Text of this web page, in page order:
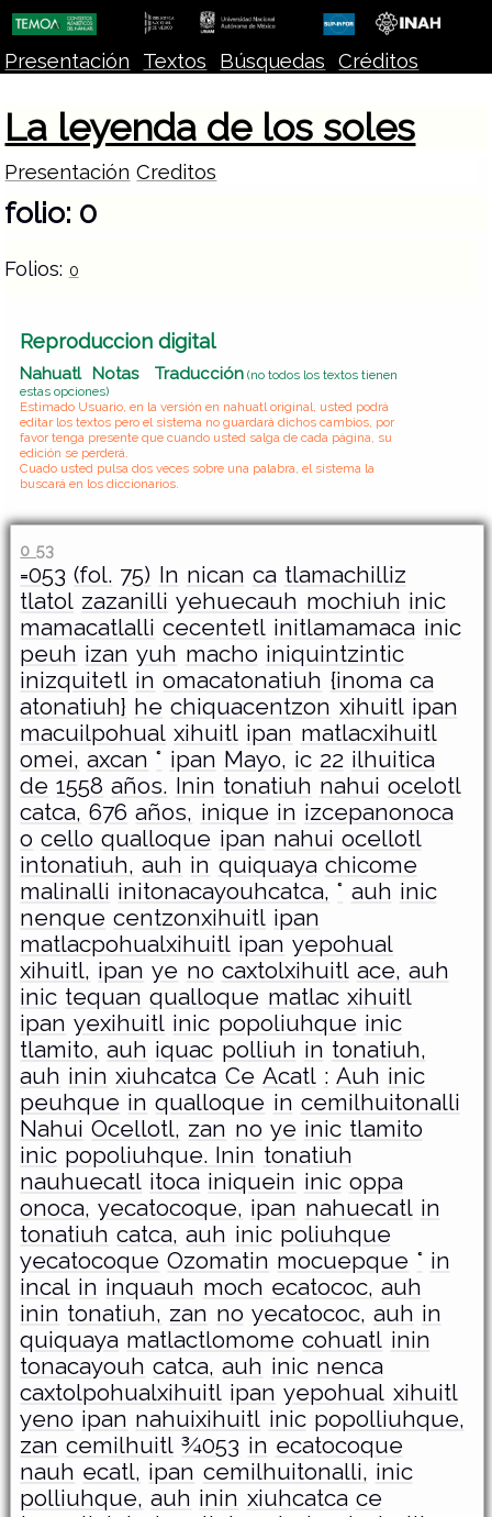
Presentación Textos Búsquedas Créditos
La leyenda de los soles
Presentación Creditos
folio: 0
Folios: 0
Reproduccion digital
Nahuatl Notas Traducción(no todos los textos tienen
estas opciones)
Estimado Usuario, en la versión en nahuatl original, usted podrá
editar los textos pero el sistema no guardará dichos cambios, por
favor tenga presente que cuando usted salga de cada página, su
edición se perderá.
Cuado usted pulsa dos veces sobre una palabra, el sistema la
buscará en los diccionarios.
0 53
=053 (fol. 75) In nican ca tlamachilliz
tlatol zazanilli yehuecauh mochiuh inic
mamacatlalli cecentetl initlamamaca inic
peuh izan yuh macho iniquintzintic
inizquitetl in omacatonatiuh {inoma ca
atonatiuh} he chiquacentzon xihuitl ipan
macuilpohual xihuitl ipan matlacxihuitl
omei, axcan ° ipan Mayo, ic 22 ilhuitica
de 1558 años. Inin tonatiuh nahui ocelotl
catca, 676 años, inique in izcepanonoca
o cello qualloque ipan nahui ocellotl
intonatiuh, auh in quiquaya chicome
malinalli initonacayouhcatca, ° auh inic
nenque centzonxihuitl ipan
matlacpohualxihuitl ipan yepohual
xihuitl, ipan ye no caxtolxihuitl ace, auh
inic tequan qualloque matlac xihuitl
ipan yexihuitl inic popoliuhque inic
tlamito, auh iquac polliuh in tonatiuh,
auh inin xiuhcatca Ce Acatl : Auh inic
peuhque in qualloque in cemilhuitonalli
Nahui Ocellotl, zan no ye inic tlamito
inic popoliuhque. Inin tonatiuh
nauhuecatl itoca iniquein inic oppa
onoca, yecatocoque, ipan nahuecatl in
tonatiuh catca, auh inic poliuhque
yecatocoque Ozomatin mocuepque ° in
incal in inquauh moch ecatococ, auh
inin tonatiuh, zan no yecatococ, auh in
quiquaya matlactlomome cohuatl inin
tonacayouh catca, auh inic nenca
caxtolpohualxihuitl ipan yepohual xihuitl
yeno ipan nahuixihuitl inic popolliuhque,
zan cemilhuitl ¾053 in ecatocoque
nauh ecatl, ipan cemilhuitonalli, inic
polliuhque, auh inin xiuhcatca ce